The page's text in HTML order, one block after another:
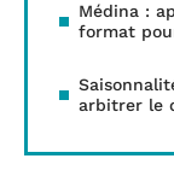
Médina :
format
arbitrer le